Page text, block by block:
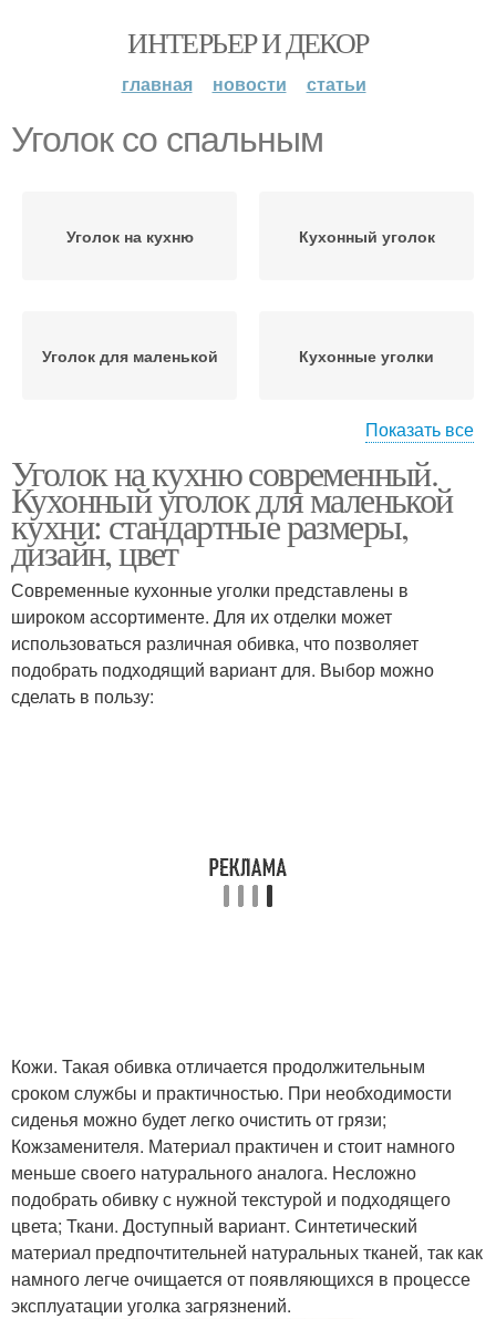
ИНТЕРЬЕР И ДЕКОР
главная новости статьи
Уголок со спальным
Уголок на кухню Кухонный уголок
Уголок для маленькой Кухонные уголки
Уголки со спальным Уголок для кухни
Уголки для столешницы
Уголок для кухонного
гарнитура
Показать все
Уголок на кухню современный.
Кухонный уголок для маленькой
кухни: стандартные размеры,
дизайн, цвет
Современные кухонные уголки представлены в
широком ассортименте. Для их отделки может
использоваться различная обивка, что позволяет
подобрать подходящий вариант для. Выбор можно
сделать в пользу:
Кожи. Такая обивка отличается продолжительным
сроком службы и практичностью. При необходимости
сиденья можно будет легко очистить от грязи;
Кожзаменителя. Материал практичен и стоит намного
меньше своего натурального аналога. Несложно
подобрать обивку с нужной текстурой и подходящего
цвета; Ткани. Доступный вариант. Синтетический
материал предпочтительней натуральных тканей, так как
намного легче очищается от появляющихся в процессе
эксплуатации уголка загрязнений.